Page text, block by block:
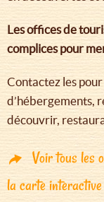
Les offices de
complices pour
Contactez les
d’hébergements,
découvrir,
Voir tous les
la carte